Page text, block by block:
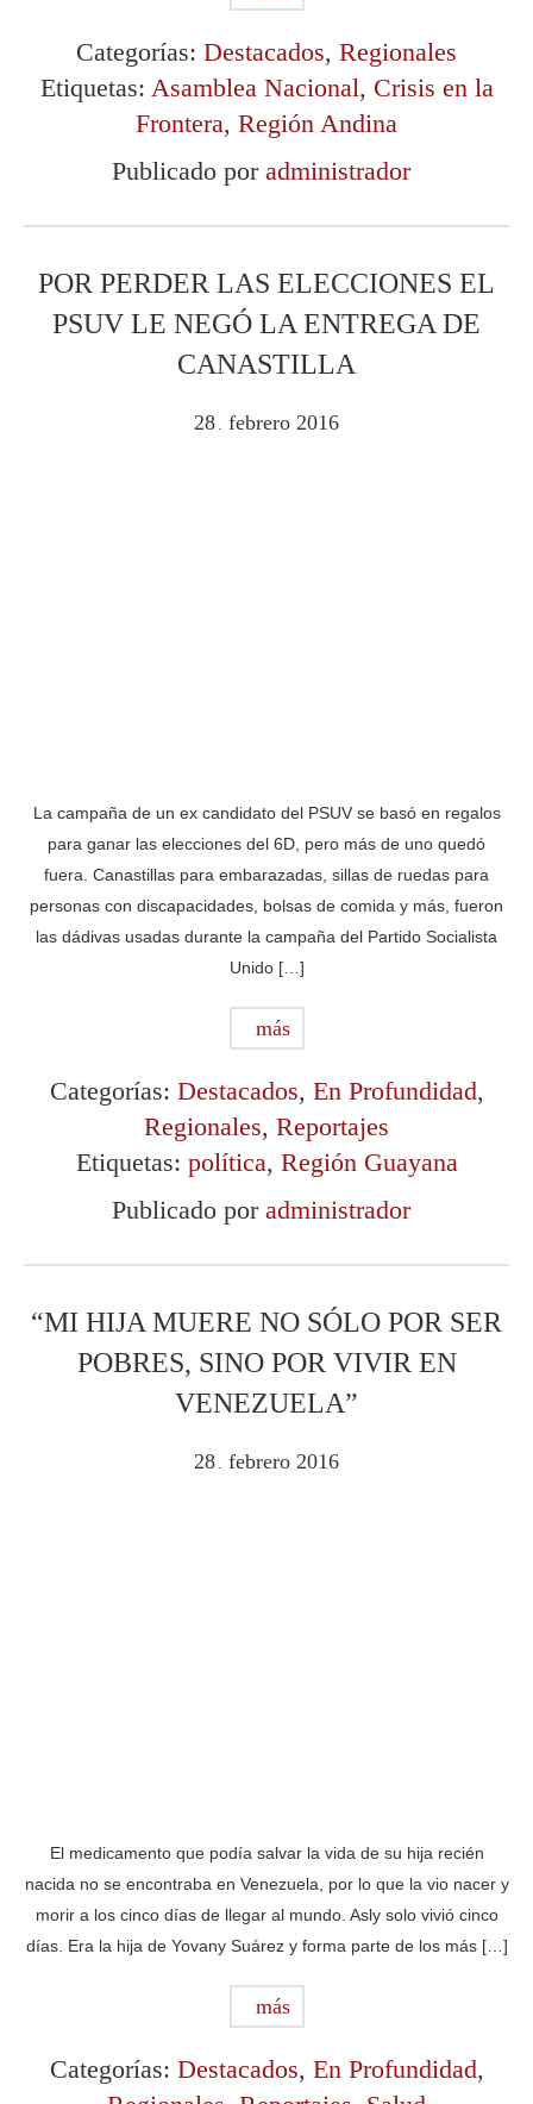
Categorías: Destacados, Regionales
Etiquetas: Asamblea Nacional, Crisis en la
Frontera, Región Andina
Publicado por administrador
POR PERDER LAS ELECCIONES EL
PSUV LE NEGÓ LA ENTREGA DE
CANASTILLA
28 . febrero 2016
La campaña de un ex candidato del PSUV se basó en regalos
para ganar las elecciones del 6D, pero más de uno quedó
fuera. Canastillas para embarazadas, sillas de ruedas para
personas con discapacidades, bolsas de comida y más, fueron
las dádivas usadas durante la campaña del Partido Socialista
Unido […]
más
Categorías: Destacados, En Profundidad,
Regionales, Reportajes
Etiquetas: política, Región Guayana
Publicado por administrador
“MI HIJA MUERE NO SÓLO POR SER
POBRES, SINO POR VIVIR EN
VENEZUELA”
28 . febrero 2016
El medicamento que podía salvar la vida de su hija recién
nacida no se encontraba en Venezuela, por lo que la vio nacer y
morir a los cinco días de llegar al mundo. Asly solo vivió cinco
días. Era la hija de Yovany Suárez y forma parte de los más […]
más
Categorías: Destacados, En Profundidad,